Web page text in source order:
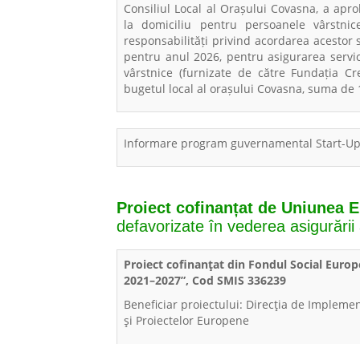
Consiliul Local al Orașului Covasna, a
la domiciliu pentru persoanele
responsabilități privind acordarea
pentru anul 2026, pentru asigurarea
vârstnice (furnizate de către Fundația
bugetul local al orașului Covasna, suma
Informare program guvernamental Start-
Proiect cofinanțat de Uniunea
defavorizate în vederea
Proiect cofinanțat din Fondul Social
2021–2027”, Cod SMIS 336239
Beneficiar proiectului: Direcția de
și Proiectelor Europene